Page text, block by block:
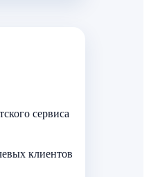
сервиса
клиентов